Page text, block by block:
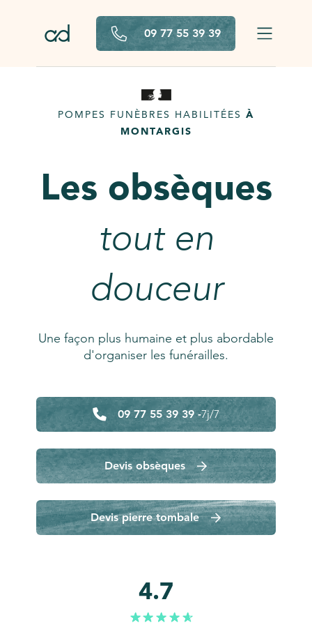
09 77 55 39 39
POMPES FUNÈBRES HABILITÉES À
MONTARGIS
Les obsèques
tout en
douceur
Une façon plus humaine et plus abordable
d'organiser les funérailles.
09 77 55 39 39 -7j/7
Devis obsèques
Devis pierre tombale
4.7